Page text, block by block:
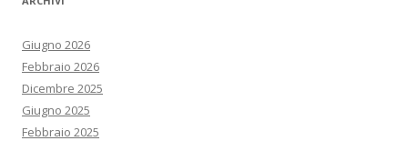
Giugno 2026
Febbraio 2026
Dicembre 2025
Giugno 2025
Febbraio 2025